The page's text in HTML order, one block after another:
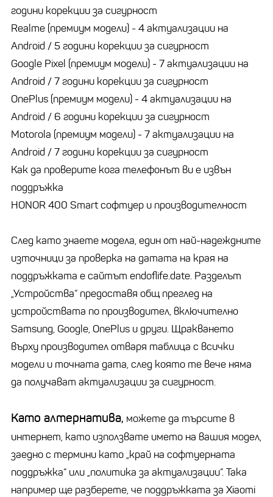
години корекции за сигурност
Realme (премиум модели) - 4 актуализации на
Android / 5 години корекции за сигурност
Google Pixel (премиум модели) - 7 актуализации на
Android / 7 години корекции за сигурност
OnePlus (премиум модели) - 4 актуализации на
Android / 6 години корекции за сигурност
Motorola (премиум модели) - 7 актуализации на
Android / 7 години корекции за сигурност
Как да проверите кога телефонът ви е извън
поддръжка
HONOR 400 Smart софтуер и производителност
След като знаете модела, един от най-надеждните
източници за проверка на датата на края на
поддръжката е сайтът endoflife.date. Разделът
„Устройства“ предоставя общ преглед на
устройствата по производител, включително
Samsung, Google, OnePlus и други. Щракването
върху производител отваря таблица с всички
модели и точната дата, след която те вече няма
да получават актуализации за сигурност.
Като алтернатива, можете да търсите в
интернет, като използвате името на вашия модел,
заедно с термини като „край на софтуерната
поддръжка“ или „политика за актуализации“. Така
например ще разберете, че поддръжката за Xiaomi